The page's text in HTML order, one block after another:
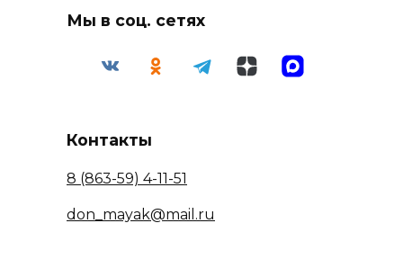
Мы в соц. сетях
Контакты
8 (863-59) 4-11-51
don_mayak@mail.ru